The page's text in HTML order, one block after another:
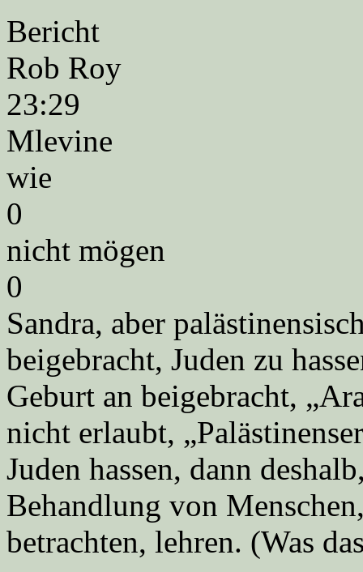
Bericht
Rob Roy
23:29
Mlevine
wie
0
nicht mögen
0
Sandra, aber
beigebracht, Juden zu
Geburt an beigebracht,
nicht erlaubt,
Juden hassen, dann
Behandlung von
betrachten, lehren. (Was